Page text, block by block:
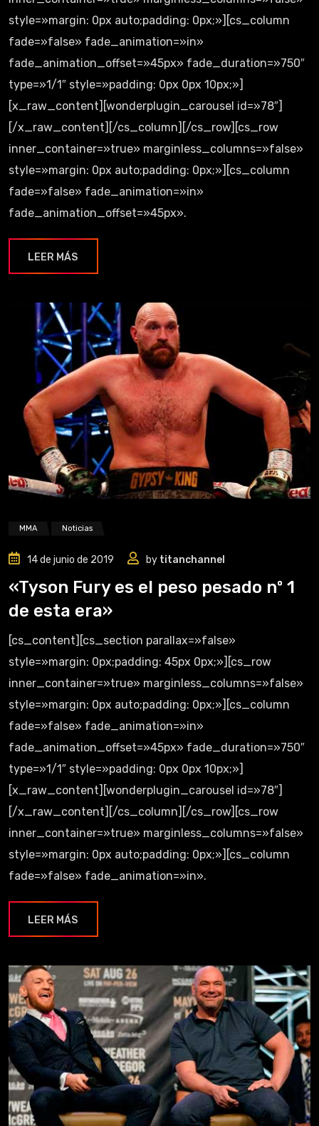
style=»margin: 0px auto;padding: 0px;»][cs_column
fade=»false» fade_animation=»in»
fade_animation_offset=»45px» fade_duration=»750″
type=»1/1″ style=»padding: 0px 0px 10px;»]
[x_raw_content][wonderplugin_carousel id=»78″]
[/x_raw_content][/cs_column][/cs_row][cs_row
inner_container=»true» marginless_columns=»false»
style=»margin: 0px auto;padding: 0px;»][cs_column
fade=»false» fade_animation=»in»
fade_animation_offset=»45px».
LEER MÁS
MMA Noticias
14 de junio de 2019 by titanchannel
«Tyson Fury es el peso pesado nº 1
de esta era»
[cs_content][cs_section parallax=»false»
style=»margin: 0px;padding: 45px 0px;»][cs_row
inner_container=»true» marginless_columns=»false»
style=»margin: 0px auto;padding: 0px;»][cs_column
fade=»false» fade_animation=»in»
fade_animation_offset=»45px» fade_duration=»750″
type=»1/1″ style=»padding: 0px 0px 10px;»]
[x_raw_content][wonderplugin_carousel id=»78″]
[/x_raw_content][/cs_column][/cs_row][cs_row
inner_container=»true» marginless_columns=»false»
style=»margin: 0px auto;padding: 0px;»][cs_column
fade=»false» fade_animation=»in».
LEER MÁS